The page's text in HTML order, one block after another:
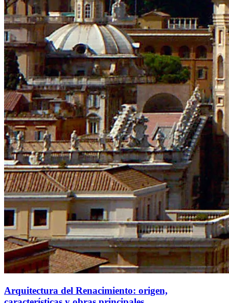
Arquitectura del Renacimiento: origen,